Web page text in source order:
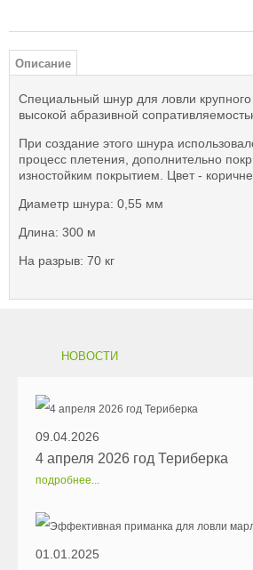
Описание
Специальный шнур для ловли
высокой абразивной
При создание этого шнура
процесс плетения, дополнительно
изностойким покрытием. Цвет -
Диаметр шнура: 0,55 мм
Длина: 300 м
На разрыв: 70 кг
НОВОСТИ
09.04.2026
4 апреля 2026 год Териберка
подробнее...
01.01.2025